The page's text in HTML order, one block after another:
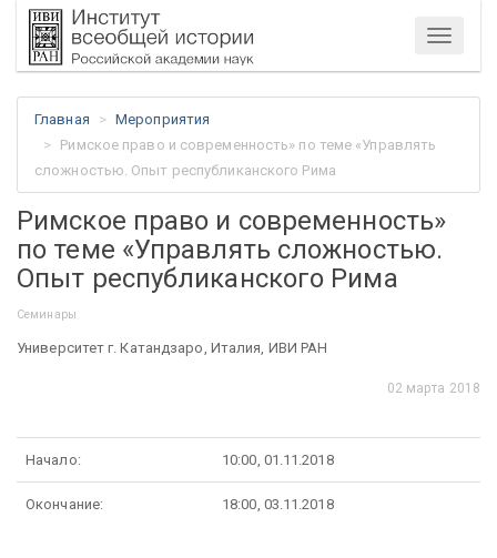
Меню
Главная
Мероприятия
Римское право и современность» по теме «Управлять
сложностью. Опыт республиканского Рима
Римское право и современность»
по теме «Управлять сложностью.
Опыт республиканского Рима
Семинары
Университет г. Катандзаро, Италия, ИВИ РАН
02 марта 2018
Начало: 10:00, 01.11.2018
Окончание: 18:00, 03.11.2018